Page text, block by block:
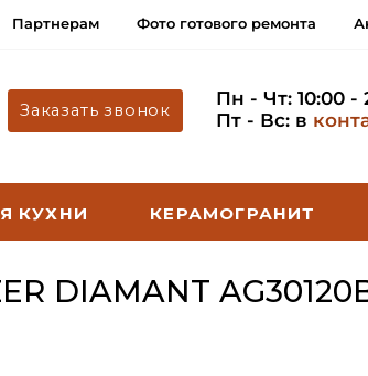
Партнерам Фото готового ремонта
Заказать звонок
Пн - Чт: 10:00 -
Пт - Вс: в
КУХНИ КЕРАМОГРАНИТ
DIAMANT